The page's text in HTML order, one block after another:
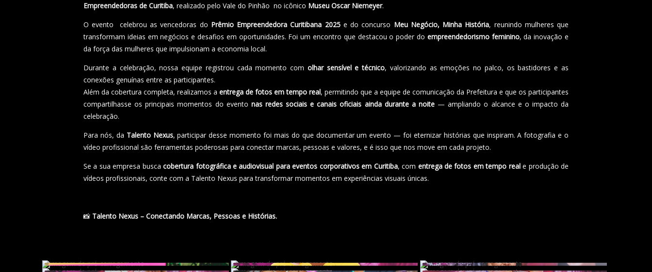
Empreendedoras de Curitiba, realizado pelo Vale do Pinhão no icônico Museu Oscar Niemeyer.
O evento celebrou as vencedoras do Prêmio Empreendedora Curitibana 2025e do concurso Meu Negócio, Minha História, reunindo mulheres que
transformam ideias em negócios e desafios em oportunidades. Foi um encontro que destacou o poder do empreendedorismo feminino, da inovação e
da força das mulheres que impulsionam a economia local.
Durante a celebração, nossa equipe registrou cada momento com olhar sensível e técnico, valorizando as emoções no palco, os bastidores e as
conexões genuínas entre as participantes.
Além da cobertura completa, realizamos a entrega de fotos em tempo real, permitindo que a equipe de comunicação da Prefeitura e que os participantes
compartilhasse os principais momentos do evento nas redes sociais e canais oficiais ainda durante a noite— ampliando o alcance e o impacto da
celebração.
Para nós, da Talento Nexus, participar desse momento foi mais do que documentar um evento — foi eternizar histórias que inspiram. A fotografia e o
vídeo profissional são ferramentas poderosas para conectar marcas, pessoas e valores, e é isso que nos move em cada projeto.
Se a sua empresa buscacobertura fotográfica e audiovisual para eventos corporativos em Curitiba, com entrega de fotos em tempo reale produção de
vídeos profissionais, conte com a Talento Nexus para transformar momentos em experiências visuais únicas.
📸 Talento Nexus – Conectando Marcas, Pessoas e Histórias.